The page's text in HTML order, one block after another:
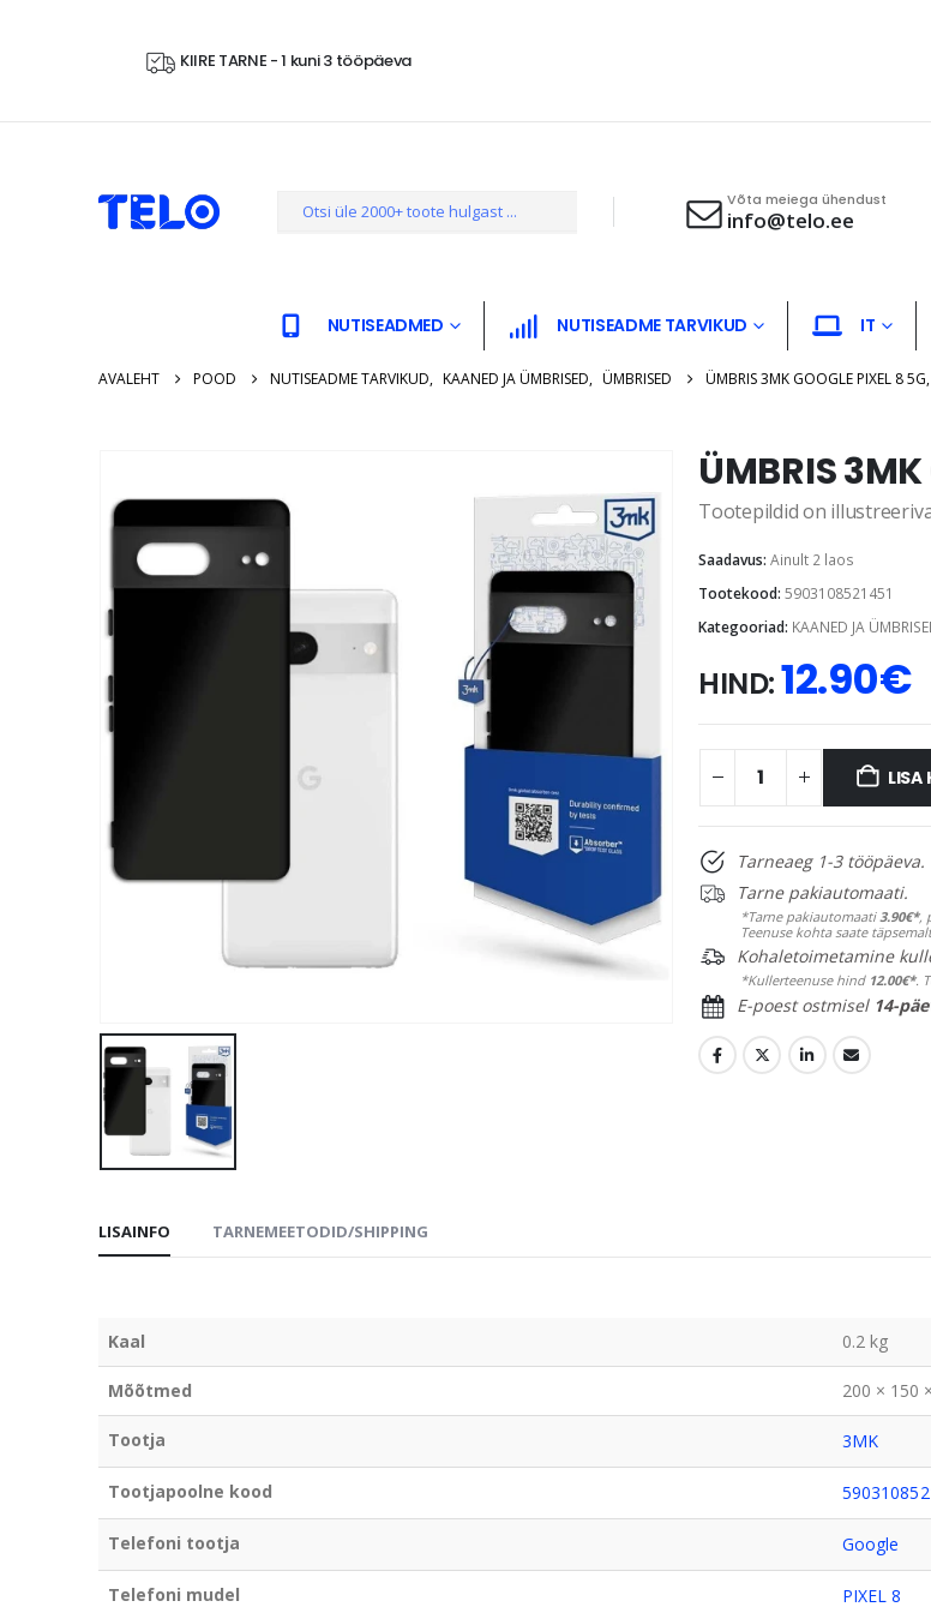
KIIRE TARNE - 1 kuni 3 tööpäeva
Võta meiega ühendust
info@telo.ee
NUTISEADMED NUTISEADME TARVIKUD IT
AVALEHT POOD NUTISEADME TARVIKUD, KAANED JA ÜMBRISED, ÜMBRISED ÜMBRIS 3MK GOOGLE PIXEL 8
ÜMBRIS 3MK
Tootepildid on
Saadavus: Ainult 2 laos
Tootekood: 5903108521451
Kategooriad: KAANED JA
HIND:12.90€
LISA
Tarneaeg 1-3 tööpäeva.
Tarne pakiautomaati.
*Tarne pakiautomaati3.90€*,
Teenuse kohta saate
Kohaletoimetamine
*Kullerteenuse hind 12.00€*.
E-poest ostmisel 14-
LISAINFO TARNEMEETODID/SHIPPING
Kaal 0.2 kg
Mõõtmed 200 × 150
Tootja 3MK
Tootjapoolne kood
Telefoni tootja Google
Telefoni mudel PIXEL 8